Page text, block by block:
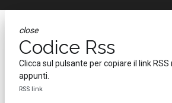
close
Codice Rss
Clicca sul pulsante per copiare il link RSS
appunti.
RSS link